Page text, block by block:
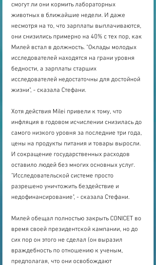
смогут ли они кормить лабораторных
животных в ближайшие недели. И даже
несмотря на то, что зарплаты выплачиваются,
они снизились примерно на 40% с тех пор, как
Милей встал в должность. "Оклады молодых
исследователей находятся на грани уровня
бедности, а зарплаты старших
исследователей недостаточны для достойной
жизни", - сказала Стефани.
Хотя действия Milei привели к тому, что
инфляция в годовом исчислении снизилась до
самого низкого уровня за последние три года,
цены на продукты питания и товары выросли.
И сокращение государственных расходов
оставило людей без многих основных услуг.
"Исследовательской системе просто
разрешено уничтожить бездействие и
недофинансирование", - сказала Стефани.
Милей обещал полностью закрыть CONICET во
время своей президентской кампании, но до
сих пор он этого не сделал (он выразил
враждебность по отношению к ученым,
предполагая, что они освобождают